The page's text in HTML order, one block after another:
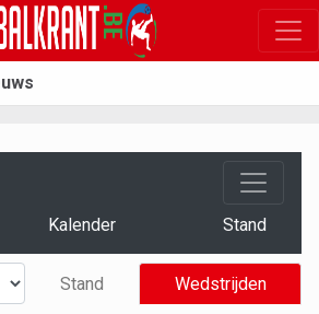
Kalender Stand
Stand
Wedstrijden